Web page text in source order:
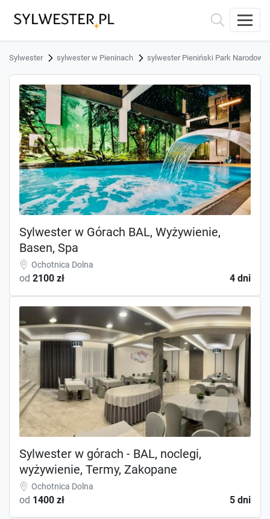
Sylwester sylwester w Pieninach sylwester Pieniński Park Narodowy
Sylwester w Górach BAL, Wyżywienie,
Basen, Spa
Ochotnica Dolna
od 2100 zł 4 dni
Sylwester w górach - BAL, noclegi,
wyżywienie, Termy, Zakopane
Ochotnica Dolna
od 1400 zł 5 dni